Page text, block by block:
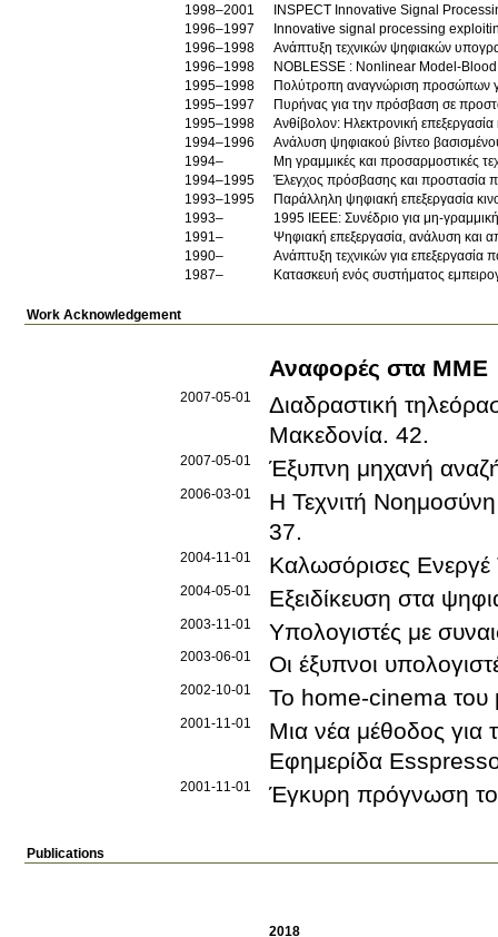
1998–2001
INSPECT Innovative Signal
1996–1997
Innovative signal processing
1996–1998
Ανάπτυξη τεχνικών ψηφιακών
1996–1998
NOBLESSE : Nonlinear Model-
1995–1998
Πολύτροπη αναγνώριση προσώπων
1995–1997
Πυρήνας για την πρόσβαση σε
1995–1998
Ανθίβολον: Ηλεκτρονική
1994–1996
Ανάλυση ψηφιακού βίντεο
1994–
Μη γραμμικές και προσαρμοστικές
1994–1995
Έλεγχος πρόσβασης και προστασία
1993–1995
Παράλληλη ψηφιακή επεξεργασία
1993–
1995 ΙΕΕΕ: Συνέδριο για μη-
1991–
Ψηφιακή επεξεργασία, ανάλυση και
1990–
Ανάπτυξη τεχνικών για επεξεργασία
1987–
Κατασκευή ενός συστήματος
Work Acknowledgement
Αναφορές στα ΜΜΕ
2007-05-01
Διαδραστική
Μακεδονία 42
2007-05-01 Έξυπνη μηχανή
2006-03-01
Η Τεχνιτή
37
2004-11-01 Καλωσόρισες Ενεργέ
2004-05-01 Εξειδίκευση στα
2003-11-01 Υπολογιστές με
2003-06-01 Οι έξυπνοι
2002-10-01 Το home-cinema του
2001-11-01
Μια νέα μέθοδος για
Εφημερίδα
2001-11-01 Έγκυρη πρόγνωση
Publications
2018